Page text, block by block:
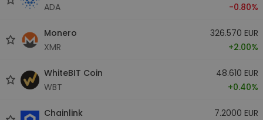
ADA
-0.80%
Monero
XMR
326.570 EUR
+2.00%
WhiteBIT Coin
WBT
48.610 EUR
+0.40%
Chainlink
7.2000 EUR